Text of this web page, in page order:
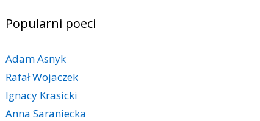
Popularni poeci
Adam Asnyk
Rafał Wojaczek
Ignacy Krasicki
Anna Saraniecka